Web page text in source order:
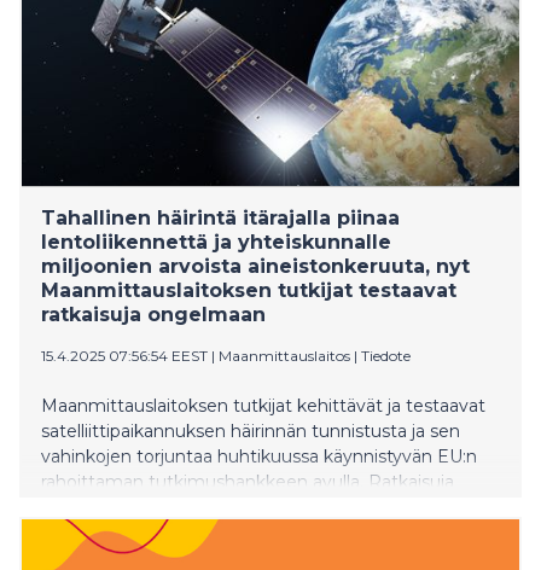
Tahallinen häirintä itärajalla piinaa
lentoliikennettä ja yhteiskunnalle
miljoonien arvoista aineistonkeruuta, nyt
Maanmittauslaitoksen tutkijat testaavat
ratkaisuja ongelmaan
15.4.2025 07:56:54 EEST | Maanmittauslaitos | Tiedote
Maanmittauslaitoksen tutkijat kehittävät ja testaavat
satelliittipaikannuksen häirinnän tunnistusta ja sen
vahinkojen torjuntaa huhtikuussa käynnistyvän EU:n
rahoittaman tutkimushankkeen avulla. Ratkaisuja
Ongelmanratkaisulle on huutava pula, sillä
paikannushäirintä aiheuttaa turvallisuusriskejä ja